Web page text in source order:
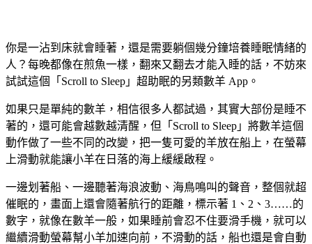
你是一沾到床就會睡著，還是需要躺個幾分鐘培養睡眠情緒的
人？每晚都像在煎魚一樣，翻來又翻去才能入睡的話，不妨來
試試這個「Scroll to Sleep」超助眠的另類數羊 App。
如果只是單純的數羊，相信很多人都試過，其實大部份是睡不
著的，還可能會越數越清醒，但「Scroll to Sleep」將數羊這個
動作做了一些不同的改變，把一隻可愛的羊放在船上，在螢幕
上滑動就能讓小羊在日落的海上緩緩啟程。
一邊划著船、一邊聽著海浪波動、海鳥鳴叫的聲音，整個就超
催眠的，畫面上還會隨著航行的距離，標示著 1、2、3……的
數字，就像在數羊一般，如果睡前會忍不住要滑手機，就可以
繼續滑動螢幕幫小羊加速向前，不滑動的話，船也還是會自動